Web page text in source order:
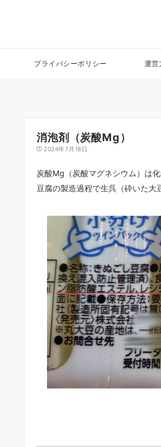
プライバシーポリシー 運営
消泡剤（炭酸Mg）
2024年7月18日
炭酸Mg（炭酸マグネシウム）は
豆腐の製造過程で生呉（砕いた大